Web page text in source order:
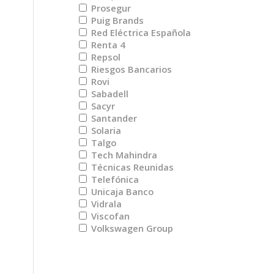
Prosegur
Puig Brands
Red Eléctrica Española
Renta 4
Repsol
Riesgos Bancarios
Rovi
Sabadell
Sacyr
Santander
Solaria
Talgo
Tech Mahindra
Técnicas Reunidas
Telefónica
Unicaja Banco
Vidrala
Viscofan
Volkswagen Group